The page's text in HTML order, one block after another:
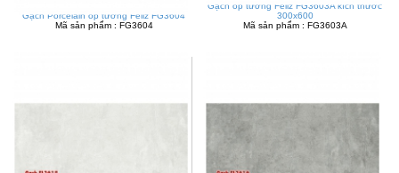
Gạch Porcelain ốp tường Feliz FG3604
Mã sản phẩm : FG3604
Gạch ốp tường Feliz FG3603A kích thước
300x600
Mã sản phẩm : FG3603A